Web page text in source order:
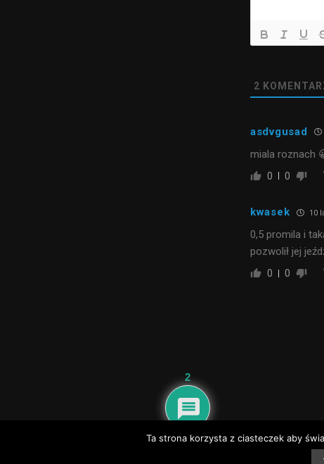
2
asdvgusad
miala roznach
0 0
kwasek 10
0,5 promila i
pozwolił jej
0 0
2
Ta strona korzysta z ciasteczek aby